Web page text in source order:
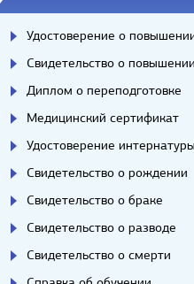
Удостоверение о
Свидетельство о
Диплом о переподготовке
Медицинский сертификат
Удостоверение интернатуры
Свидетельство о рождении
Свидетельство о браке
Свидетельство о разводе
Свидетельство о смерти